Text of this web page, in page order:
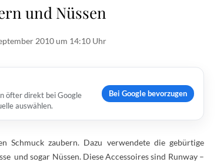
und Nüssen
2010 um 14:10 Uhr
öfter direkt bei Google
auswählen.
Bei Google bevorzugen
Schmuck zaubern. Dazu verwendete die gebürtige
und sogar Nüssen. Diese Accessoires sind Runway –